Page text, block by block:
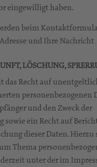
eingewilligt haben.
beim
und Ihre Nachricht
LÖSCHUNG,
das Recht auf
personenbezogenen
und den Zweck der
sowie ein Recht auf
dieser Daten. Hierzu
Thema
unter der im